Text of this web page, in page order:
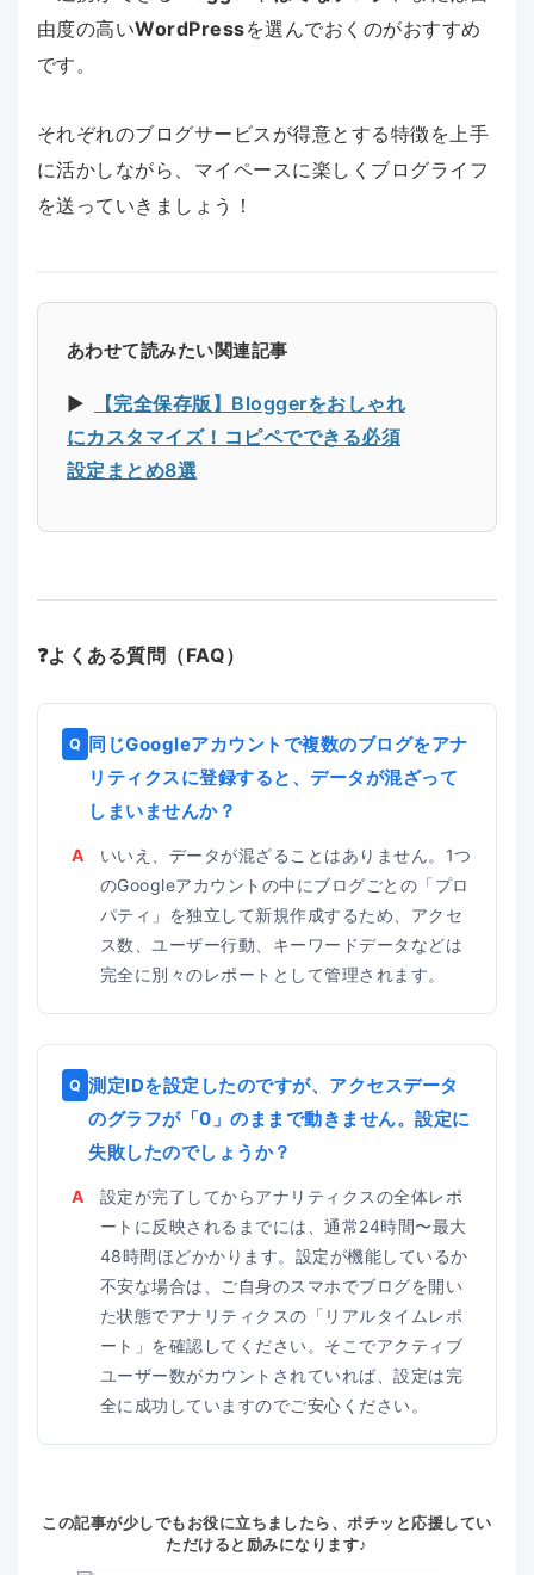
由度の高いWordPressを選んでおくのがおすすめ
です。
それぞれのブログサービスが得意とする特徴を上手
に活かしながら、マイペースに楽しくブログライフ
を送っていきましょう！
あわせて読みたい関連記事
▶︎
【完全保存版】Bloggerをおしゃれ
にカスタマイズ！コピペでできる必須
設定まとめ8選
❓よくある質問（FAQ）
Q 同じGoogleアカウントで複数のブログをアナ
リティクスに登録すると、データが混ざって
しまいませんか？
A
いいえ、データが混ざることはありません。1つ
のGoogleアカウントの中にブログごとの「プロ
パティ」を独立して新規作成するため、アクセ
ス数、ユーザー行動、キーワードデータなどは
完全に別々のレポートとして管理されます。
Q 測定IDを設定したのですが、アクセスデータ
のグラフが「0」のままで動きません。設定に
失敗したのでしょうか？
A
設定が完了してからアナリティクスの全体レポ
ートに反映されるまでには、通常24時間〜最大
48時間ほどかかります。設定が機能しているか
不安な場合は、ご自身のスマホでブログを開い
た状態でアナリティクスの「リアルタイムレポ
ート」を確認してください。そこでアクティブ
ユーザー数がカウントされていれば、設定は完
全に成功していますのでご安心ください。
この記事が少しでもお役に立ちましたら、ポチッと応援してい
ただけると励みになります♪